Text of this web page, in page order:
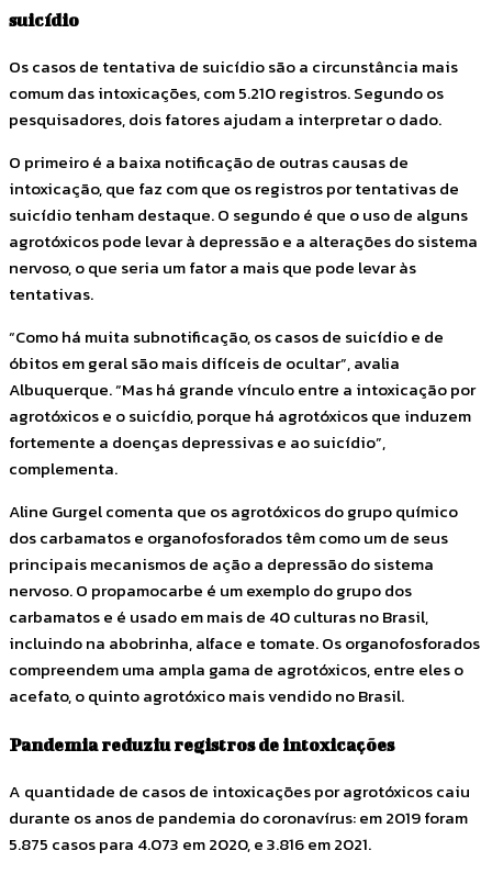
suicídio
Os casos de tentativa de suicídio são a circunstância mais
comum das intoxicações, com 5.210 registros. Segundo os
pesquisadores, dois fatores ajudam a interpretar o dado.
O primeiro é a baixa notificação de outras causas de
intoxicação, que faz com que os registros por tentativas de
suicídio tenham destaque. O segundo é que o uso de alguns
agrotóxicos pode levar à depressão e a alterações do sistema
nervoso, o que seria um fator a mais que pode levar às
tentativas.
“Como há muita subnotificação, os casos de suicídio e de
óbitos em geral são mais difíceis de ocultar”, avalia
Albuquerque. “Mas há grande vínculo entre a intoxicação por
agrotóxicos e o suicídio, porque há agrotóxicos que induzem
fortemente a doenças depressivas e ao suicídio”,
complementa.
Aline Gurgel comenta que os agrotóxicos do grupo químico
dos carbamatos e organofosforados têm como um de seus
principais mecanismos de ação a depressão do sistema
nervoso. O propamocarbe é um exemplo do grupo dos
carbamatos e é usado em mais de 40 culturas no Brasil,
incluindo na abobrinha, alface e tomate. Os organofosforados
compreendem uma ampla gama de agrotóxicos, entre eles o
acefato, o quinto agrotóxico mais vendido no Brasil.
Pandemia reduziu registros de intoxicações
A quantidade de casos de intoxicações por agrotóxicos caiu
durante os anos de pandemia do coronavírus: em 2019 foram
5.875 casos para 4.073 em 2020, e 3.816 em 2021.